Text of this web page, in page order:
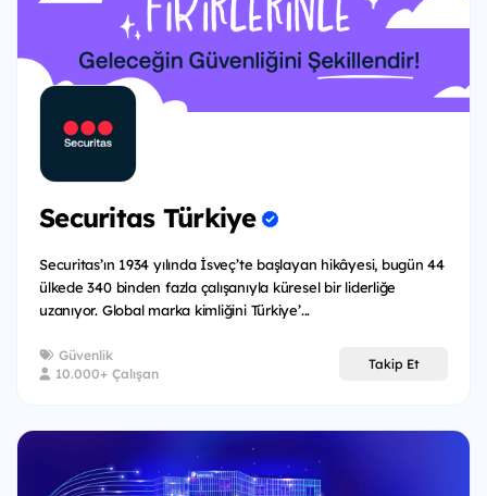
Securitas Türkiye
Securitas’ın 1934 yılında İsveç’te başlayan hikâyesi, bugün 44
ülkede 340 binden fazla çalışanıyla küresel bir liderliğe
uzanıyor. Global marka kimliğini Türkiye’...
Güvenlik
10.000+ Çalışan
Takip Et